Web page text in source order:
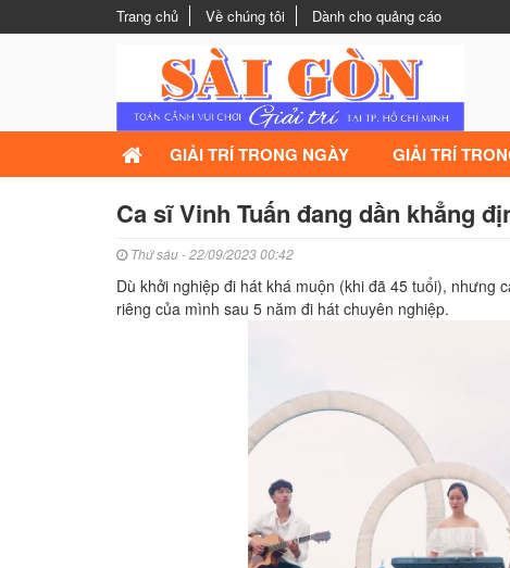
Trang chủ Về chúng tôi Dành cho quảng cáo
GIẢI TRÍ TRONG NGÀY GIẢI TRÍ
Ca sĩ Vinh Tuấn đang dần khẳng
Thứ sáu - 22/09/2023 00:42
Dù khởi nghiệp đi hát khá muộn (khi đã 45 tuổi), nhưng
riêng của mình sau 5 năm đi hát chuyên nghiệp.